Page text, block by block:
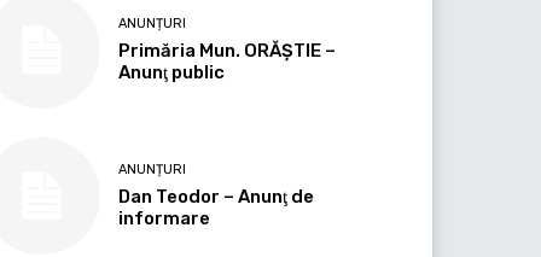
ANUNȚURI
Primăria Mun. ORĂȘTIE –
Anunţ public
ANUNȚURI
Dan Teodor – Anunţ de
informare